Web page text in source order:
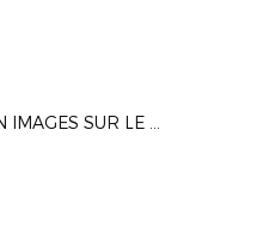
RETOUR EN IMAGES SUR LE STAGE U13-U14